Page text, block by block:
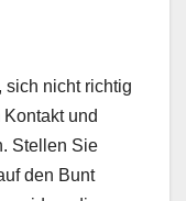
sich nicht richtig
und
Stellen Sie
den Bunt